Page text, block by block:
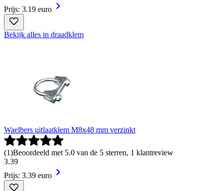
Prijs: 3.19 euro
Bekijk alles in draadklem
Waelbers uitlaatklem M8x48 mm verzinkt
(1)Beoordeeld met 5.0 van de 5 sterren, 1 klantreview
3.39
Prijs: 3.39 euro